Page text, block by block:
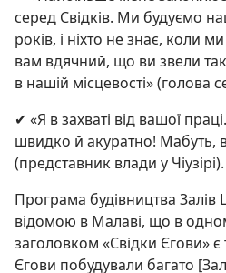
серед Свідків. Ми будуємо
років, і ніхто не знає, коли
вам вдячний, що ви звели
в нашій місцевості» (голова
✔ «Я в захваті від вашої
швидко й акуратно! Мабуть,
(представник влади у Чіузірі).
Програма будівництва Залів
відомою в Малаві, що в
заголовком «Свідки Єгови» є
Єгови побудували багато